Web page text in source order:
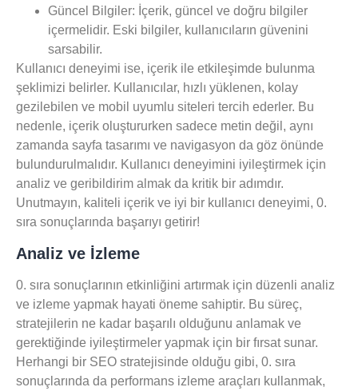
Güncel Bilgiler: İçerik, güncel ve doğru bilgiler
içermelidir. Eski bilgiler, kullanıcıların güvenini
sarsabilir.
Kullanıcı deneyimi ise, içerik ile etkileşimde bulunma
şeklimizi belirler. Kullanıcılar, hızlı yüklenen, kolay
gezilebilen ve mobil uyumlu siteleri tercih ederler. Bu
nedenle, içerik oluştururken sadece metin değil, aynı
zamanda sayfa tasarımı ve navigasyon da göz önünde
bulundurulmalıdır. Kullanıcı deneyimini iyileştirmek için
analiz ve geribildirim almak da kritik bir adımdır.
Unutmayın, kaliteli içerik ve iyi bir kullanıcı deneyimi, 0.
sıra sonuçlarında başarıyı getirir!
Analiz ve İzleme
0. sıra sonuçlarının etkinliğini artırmak için düzenli analiz
ve izleme yapmak hayati öneme sahiptir. Bu süreç,
stratejilerin ne kadar başarılı olduğunu anlamak ve
gerektiğinde iyileştirmeler yapmak için bir fırsat sunar.
Herhangi bir SEO stratejisinde olduğu gibi, 0. sıra
sonuçlarında da performans izleme araçları kullanmak,